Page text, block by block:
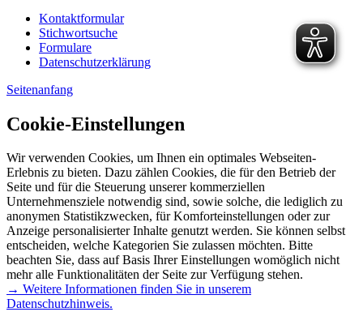
Kontaktformular
Stichwortsuche
Formulare
Datenschutzerklärung
Seitenanfang
Cookie-Einstellungen
Wir verwenden Cookies, um Ihnen ein optimales Webseiten-
Erlebnis zu bieten. Dazu zählen Cookies, die für den Betrieb der
Seite und für die Steuerung unserer kommerziellen
Unternehmensziele notwendig sind, sowie solche, die lediglich zu
anonymen Statistikzwecken, für Komforteinstellungen oder zur
Anzeige personalisierter Inhalte genutzt werden. Sie können selbst
entscheiden, welche Kategorien Sie zulassen möchten. Bitte
beachten Sie, dass auf Basis Ihrer Einstellungen womöglich nicht
mehr alle Funktionalitäten der Seite zur Verfügung stehen.
→ Weitere Informationen finden Sie in unserem
Datenschutzhinweis.